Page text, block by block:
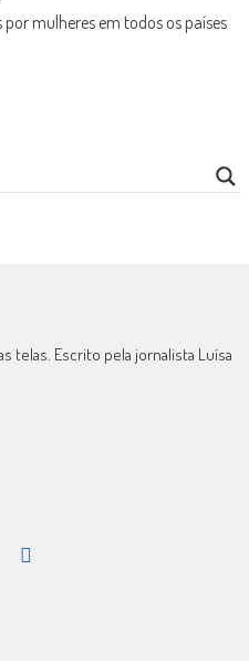
mulheres em todos os países
telas. Escrito pela jornalista Luísa